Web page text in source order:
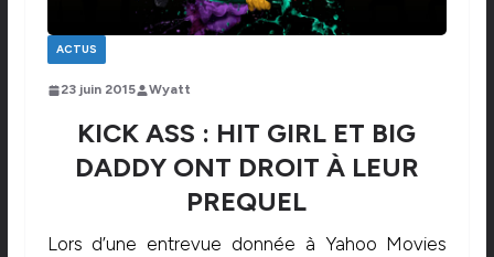
ACTUS
23 juin 2015 Wyatt
KICK ASS : HIT GIRL ET BIG
DADDY ONT DROIT À LEUR
PREQUEL
Lors d’une entrevue donnée à Yahoo Movies